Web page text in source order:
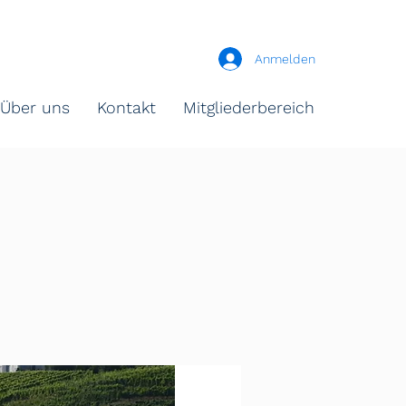
Anmelden
Über uns Kontakt Mitgliederbereich